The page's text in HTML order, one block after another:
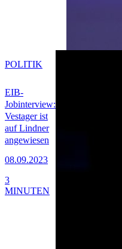
EIB-
Jobinterview:
Vestager ist
auf Lindner
angewiesen
08.09.2023
POLITIK
3
MINUTEN